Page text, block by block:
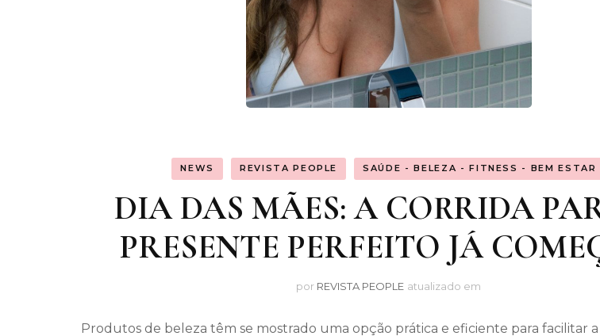
NEWS REVISTA PEOPLE SAÚDE - BELEZA - FITNESS - BEM ESTAR
DIA DAS MÃES: A CORRIDA
PRESENTE PERFEITO JÁ
por REVISTA PEOPLE atualizado em
Produtos de beleza têm se mostrado uma opção prática e eficiente para facilitar